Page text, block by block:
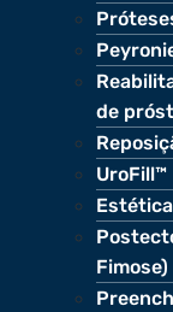
de
UroFill™
Fimose)